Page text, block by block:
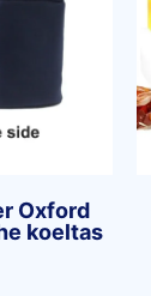
Oxford
koeltas